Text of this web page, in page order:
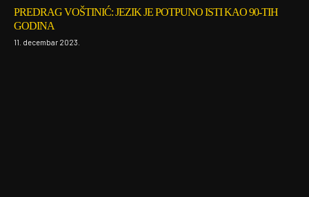
PREDRAG VOŠTINIĆ: JEZIK JE POTPUNO ISTI KAO 90-TIH
GODINA
11. decembar 2023.